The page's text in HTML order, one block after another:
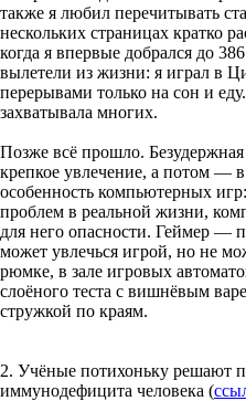
также я любил перечитывать
нескольких страницах кратко
когда я впервые добрался до
вылетели из жизни: я играл в
перерывами только на сон и
захватывала многих.
Позже всё прошло. Безудержная
крепкое увлечение, а потом —
особенность компьютерных
проблем в реальной жизни,
для него опасности. Геймер —
может увлечься игрой, но не
рюмке, в зале игровых
слоёного теста с вишнёвым
стружкой по краям.
2. Учёные потихоньку решают
иммунодефицита человека (